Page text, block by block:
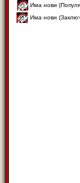
Има нови
Има нови